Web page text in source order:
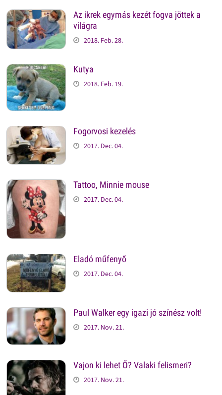
Az ikrek egymás kezét fogva jöttek a
világra
2018. Feb. 28.
Kutya
2018. Feb. 19.
Fogorvosi kezelés
2017. Dec. 04.
Tattoo, Minnie mouse
2017. Dec. 04.
Eladó műfenyő
2017. Dec. 04.
Paul Walker egy igazi jó színész volt!
2017. Nov. 21.
Vajon ki lehet Ő? Valaki felismeri?
2017. Nov. 21.